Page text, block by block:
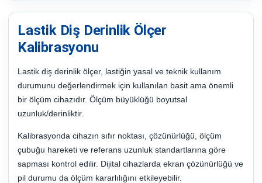
Lastik Diş Derinlik Ölçer
Kalibrasyonu
Lastik diş derinlik ölçer, lastiğin yasal ve teknik kullanım
durumunu değerlendirmek için kullanılan basit ama önemli
bir ölçüm cihazıdır. Ölçüm büyüklüğü boyutsal
uzunluk/derinliktir.
Kalibrasyonda cihazın sıfır noktası, çözünürlüğü, ölçüm
çubuğu hareketi ve referans uzunluk standartlarına göre
sapması kontrol edilir. Dijital cihazlarda ekran çözünürlüğü ve
pil durumu da ölçüm kararlılığını etkileyebilir.